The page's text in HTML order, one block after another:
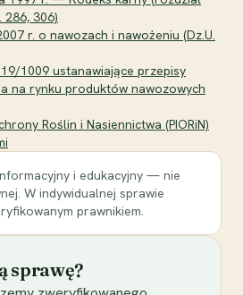
286, 306)
r. o nawozach i nawożeniu (Dz.U.
1009 ustanawiające przepisy
na rynku produktów nawozowych
Roślin i Nasiennictwa (PIORiN)
i edukacyjny — nie
W indywidualnej sprawie
prawnikiem.
sprawę?